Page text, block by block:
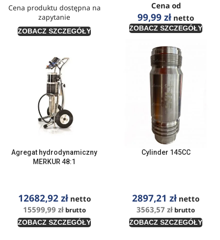
Cena produktu dostępna na
zapytanie
ZOBACZ SZCZEGÓŁY
Cena od
99,99zł netto
ZOBACZ SZCZEGÓŁY
Agregat hydrodynamiczny
MERKUR 48:1
12682,92złnetto
15599,99 złbrutto
ZOBACZ SZCZEGÓŁY
Cylinder 145CC
2897,21 zł netto
3563,57 zł brutto
ZOBACZ SZCZEGÓŁY